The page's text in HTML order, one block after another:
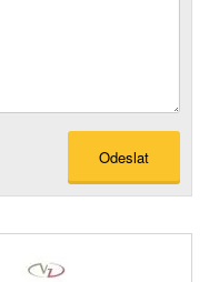
Odeslat